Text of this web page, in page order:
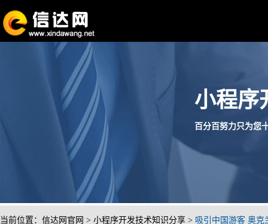
小程序
百分百努力只为您
当前位置： 信达网官网 > 小程序开发技术知识分享 > 吸引中国游客 奥克